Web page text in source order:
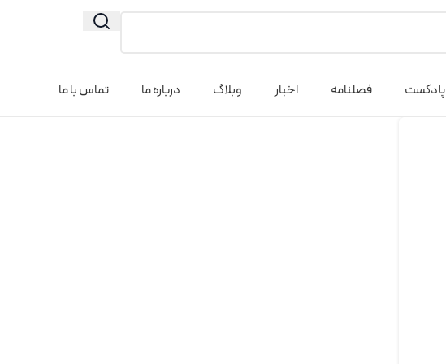
پادکست فصلنامه اخبار وبلاگ درباره ما تماس با ما